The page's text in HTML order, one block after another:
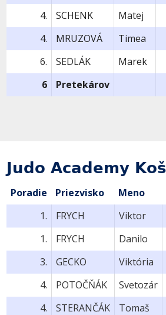
4.
SCHENK Matej
4.
MRUZOVÁ Timea
6.
SEDLÁK Marek
6
Pretekárov
Judo Academy
Poradie Priezvisko Meno
1.
FRYCH Viktor
1.
FRYCH Danilo
3.
GECKO Viktória
4.
POTOČŇÁK Svetozár
4.
STERANČÁK Tomaš